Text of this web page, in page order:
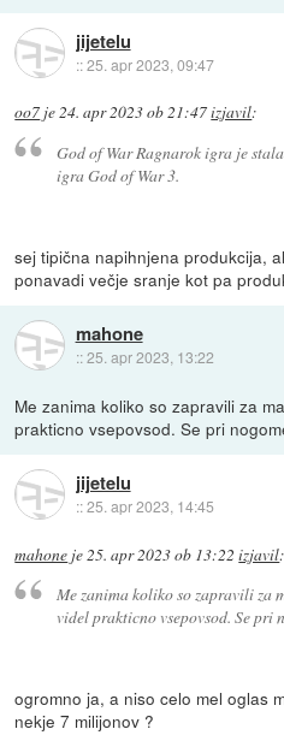
jijetelu
::25. apr 2023, 09:47
oo7 je24. apr 2023 ob 21:47izjavil:
God of War Ragnarok igra je
igra God of War 3.
sej tipična napihnjena produkcija,
ponavadi večje sranje kot pa
mahone
::25. apr 2023, 13:22
Me zanima koliko so zapravili za
prakticno vsepovsod. Se pri
jijetelu
::25. apr 2023, 14:45
mahone je25. apr 2023 ob 13:22 izjavil:
Me zanima koliko so zapravili za
videl prakticno vsepovsod. Se pri
ogromno ja, a niso celo mel oglas
nekje 7 milijonov ?